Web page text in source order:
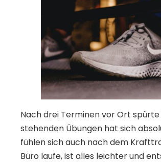
Nach drei Terminen vor Ort
stehenden Übungen hat sich
fühlen sich auch nach dem
Büro laufe, ist alles leichter und